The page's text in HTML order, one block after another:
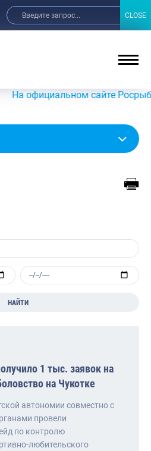
сайте
НАЙТИ
1 тыс. заявок на
на Чукотке
автономии совместно с
провели
по контролю
любительского
CLOSE
CLOSE